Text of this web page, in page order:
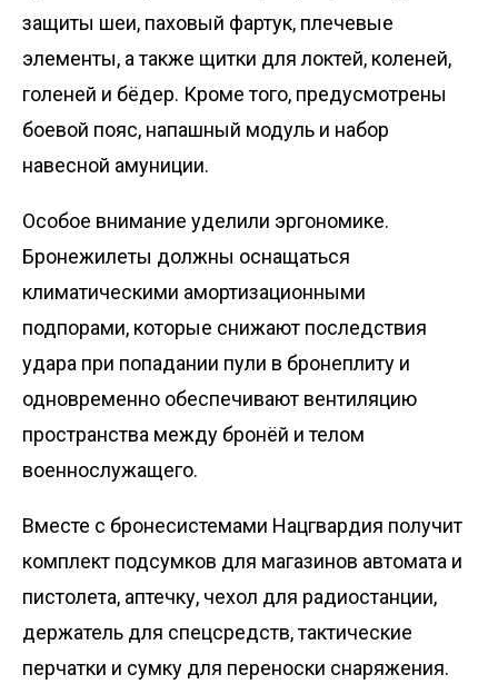
защиты шеи, паховый фартук, плечевые
элементы, а также щитки для локтей, коленей,
голеней и бёдер. Кроме того, предусмотрены
боевой пояс, напашный модуль и набор
навесной амуниции.
Особое внимание уделили эргономике.
Бронежилеты должны оснащаться
климатическими амортизационными
подпорами, которые снижают последствия
удара при попадании пули в бронеплиту и
одновременно обеспечивают вентиляцию
пространства между бронёй и телом
военнослужащего.
Вместе с бронесистемами Нацгвардия получит
комплект подсумков для магазинов автомата и
пистолета, аптечку, чехол для радиостанции,
держатель для спецсредств, тактические
перчатки и сумку для переноски снаряжения.